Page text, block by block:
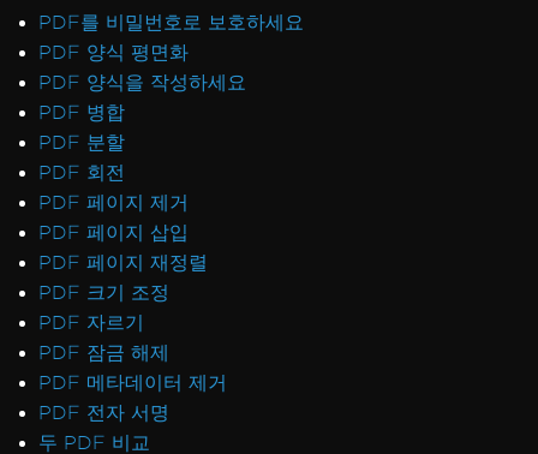
PDF를 비밀번호로 보호하세요
PDF 양식 평면화
PDF 양식을 작성하세요
PDF 병합
PDF 분할
PDF 회전
PDF 페이지 제거
PDF 페이지 삽입
PDF 페이지 재정렬
PDF 크기 조정
PDF 자르기
PDF 잠금 해제
PDF 메타데이터 제거
PDF 전자 서명
두 PDF 비교